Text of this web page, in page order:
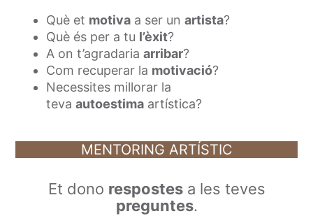
Què et motivaa ser un artista?
Què és per a tu l’èxit?
A on t’agradaria arribar?
Com recuperar la motivació?
Necessites millorar la
teva autoestimaartística?
MENTORING ARTÍSTIC
Et dono respostesa les teves
preguntes.